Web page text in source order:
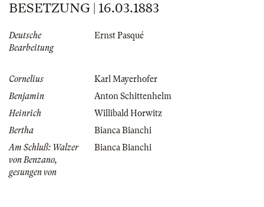
BESETZUNG | 16.03.1883
Deutsche
Bearbeitung
Ernst Pasqué
Cornelius
Karl Mayerhofer
Benjamin
Anton Schittenhelm
Heinrich
Willibald Horwitz
Bertha
Bianca Bianchi
Am Schluß: Walzer
von Benzano,
gesungen von
Bianca Bianchi